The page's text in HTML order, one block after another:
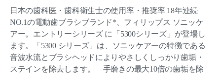
日本の歯科医・歯科衛生士の使用率・推奨率 18年連続
NO.1の電動歯ブラシブランド*、フィリップス ソニッケ
アー。エントリーシリーズ に「5300シリーズ」が登場し
ます。「5300 シリーズ」は、ソニッケアーの特徴である
音波水流とブラシヘッドによりやさしくしっかり歯垢・
ステインを除去します。 手磨きの最大10倍の歯垢を除